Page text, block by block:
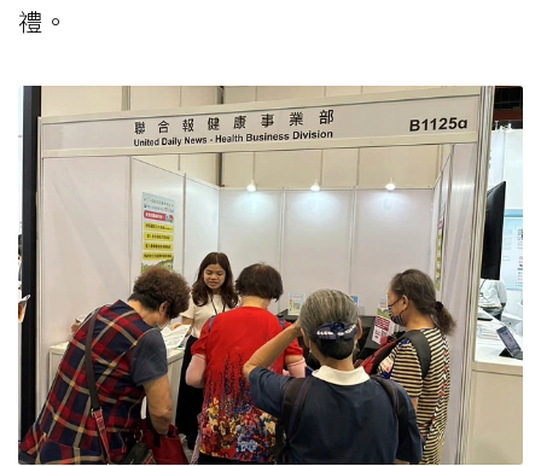
禮。